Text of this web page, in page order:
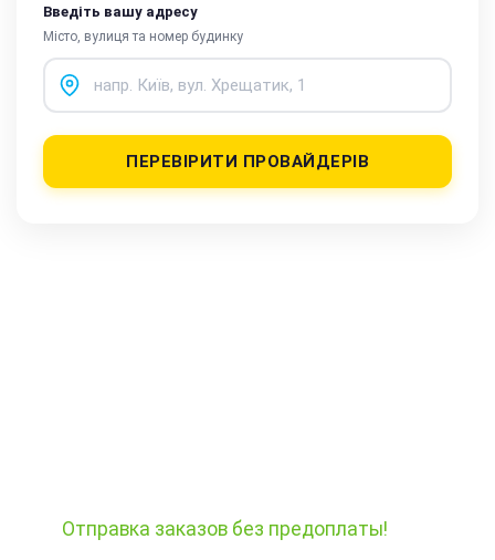
Введіть вашу адресу
Місто, вулиця та номер будинку
ПЕРЕВІРИТИ ПРОВАЙДЕРІВ
Отправка заказов без предоплаты!